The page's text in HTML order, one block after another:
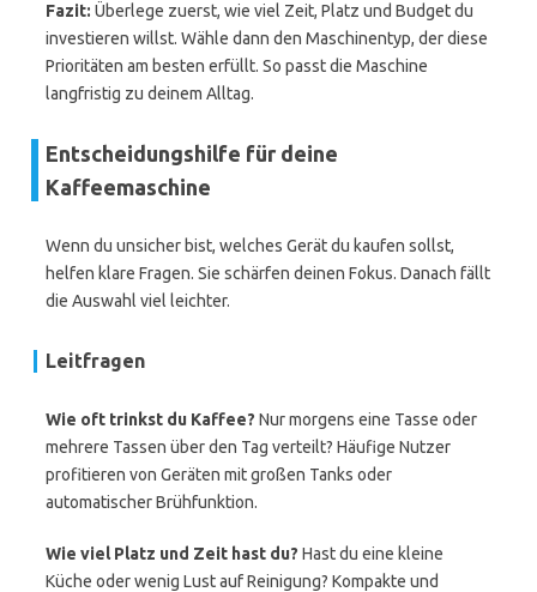
Fazit: Überlege zuerst, wie viel Zeit, Platz und Budget du
investieren willst. Wähle dann den Maschinentyp, der diese
Prioritäten am besten erfüllt. So passt die Maschine
langfristig zu deinem Alltag.
Entscheidungshilfe für deine
Kaffeemaschine
Wenn du unsicher bist, welches Gerät du kaufen sollst,
helfen klare Fragen. Sie schärfen deinen Fokus. Danach fällt
die Auswahl viel leichter.
Leitfragen
Wie oft trinkst du Kaffee? Nur morgens eine Tasse oder
mehrere Tassen über den Tag verteilt? Häufige Nutzer
profitieren von Geräten mit großen Tanks oder
automatischer Brühfunktion.
Wie viel Platz und Zeit hast du? Hast du eine kleine
Küche oder wenig Lust auf Reinigung? Kompakte und